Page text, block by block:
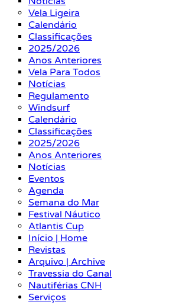
Vela Ligeira
Calendário
Classificações
2025/2026
Anos Anteriores
Vela Para Todos
Notícias
Regulamento
Windsurf
Calendário
Classificações
2025/2026
Anos Anteriores
Notícias
Eventos
Agenda
Semana do Mar
Festival Náutico
Atlantis Cup
Início | Home
Revistas
Arquivo | Archive
Travessia do Canal
Nautiférias CNH
Serviços